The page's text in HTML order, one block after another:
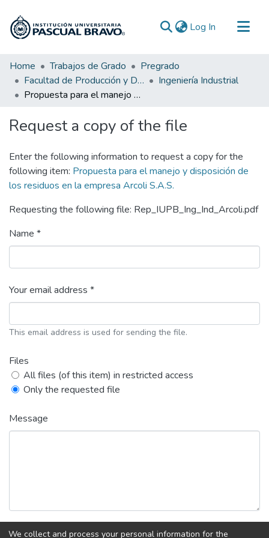
Log In (current)
Communities & Collections
All of DSpace
Statistics
Home Trabajos de Grado
Pregrado
Facultad de Producción y Diseño
Ingeniería Industrial
Propuesta para el manejo y disposición de los residuos en la empresa Arcoli S.A.S.
Request a copy of the file
Enter the following information to request a copy for the
following item: Propuesta para el manejo y disposición de
los residuos en la empresa Arcoli S.A.S.
Requesting the following file: Rep_IUPB_Ing_Ind_Arcoli.pdf
Name *
Your email address *
This email address is used for sending the file.
Files
All files (of this item) in restricted access
Only the requested file
Message
We collect and process your personal information for the